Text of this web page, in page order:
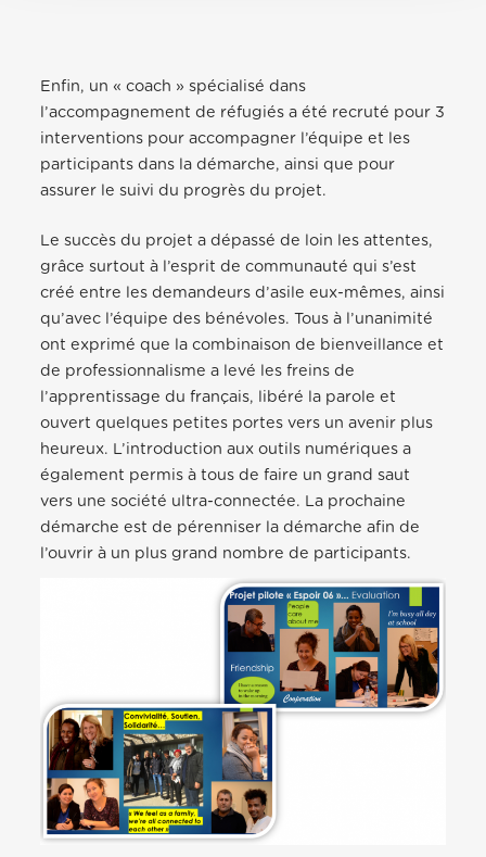
Enfin, un « coach » spécialisé dans
l’accompagnement de réfugiés a été recruté pour 3
interventions pour accompagner l’équipe et les
participants dans la démarche, ainsi que pour
assurer le suivi du progrès du projet.
Le succès du projet a dépassé de loin les attentes,
grâce surtout à l’esprit de communauté qui s’est
créé entre les demandeurs d’asile eux-mêmes, ainsi
qu’avec l’équipe des bénévoles. Tous à l’unanimité
ont exprimé que la combinaison de bienveillance et
de professionnalisme a levé les freins de
l’apprentissage du français, libéré la parole et
ouvert quelques petites portes vers un avenir plus
heureux. L’introduction aux outils numériques a
également permis à tous de faire un grand saut
vers une société ultra-connectée. La prochaine
démarche est de pérenniser la démarche afin de
l’ouvrir à un plus grand nombre de participants.